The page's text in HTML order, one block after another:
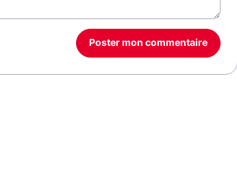
Poster mon commentaire